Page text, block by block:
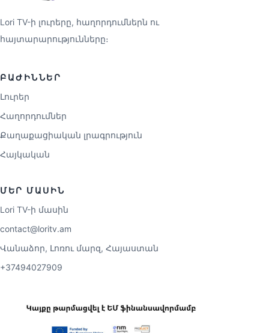
Lori TV-ի լուրերը, հաղորդումներն ու
հայտարարությունները։
ԲԱԺԻՆՆԵՐ
Լուրեր
Հաղորդումներ
Քաղաքացիական լրագրություն
Հայկական
ՄԵՐ ՄԱՍԻՆ
Lori TV-ի մասին
contact@loritv.am
Վանաձոր, Լոռու մարզ, Հայաստան
+37494027909